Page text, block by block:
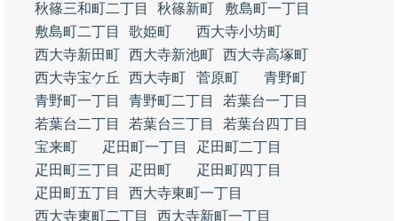
秋篠三和町二丁目
秋篠新町
敷島町一丁目
敷島町二丁目
歌姫町
西大寺小坊町
西大寺新田町 西大寺新池町 西大寺高塚町
西大寺宝ケ丘
西大寺町 菅原町
青野町
青野町一丁目
青野町二丁目
若葉台一丁目
若葉台二丁目
若葉台三丁目
若葉台四丁目
宝来町
疋田町一丁目
疋田町二丁目
疋田町三丁目
疋田町
疋田町四丁目
疋田町五丁目
西大寺東町一丁目
西大寺東町二丁目
西大寺新町一丁目